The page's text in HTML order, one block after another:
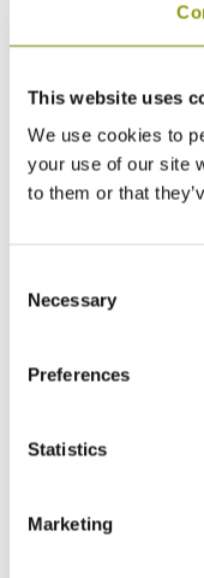
This website uses
We use cookies to
your use of our site
to them or that
Selection
Necessary
Preferences
Statistics
Marketing